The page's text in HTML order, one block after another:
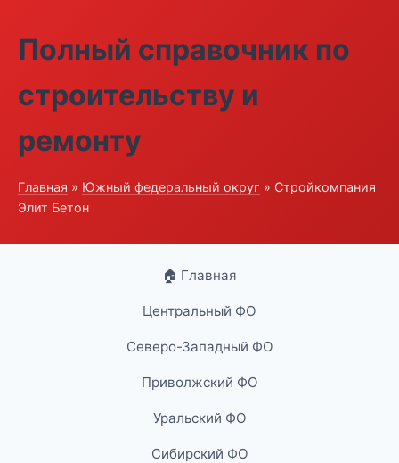
Полный справочник по
строительству и
ремонту
Главная » Южный федеральный округ » Стройкомпания
Элит Бетон
🏠 Главная
Центральный ФО
Северо-Западный ФО
Приволжский ФО
Уральский ФО
Сибирский ФО